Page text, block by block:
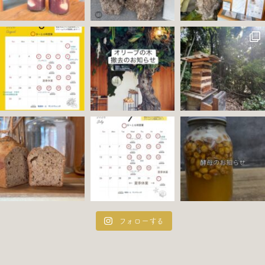
フォローする